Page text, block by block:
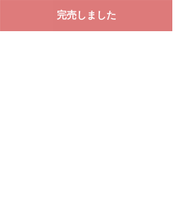
完売しました